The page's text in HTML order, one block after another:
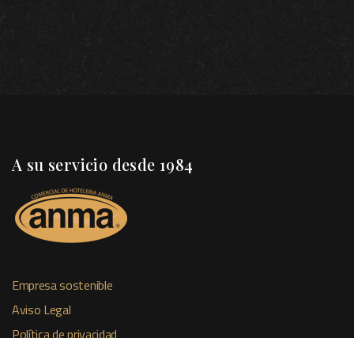
A su servicio desde 1984
Empresa sostenible
Aviso Legal
Política de privacidad